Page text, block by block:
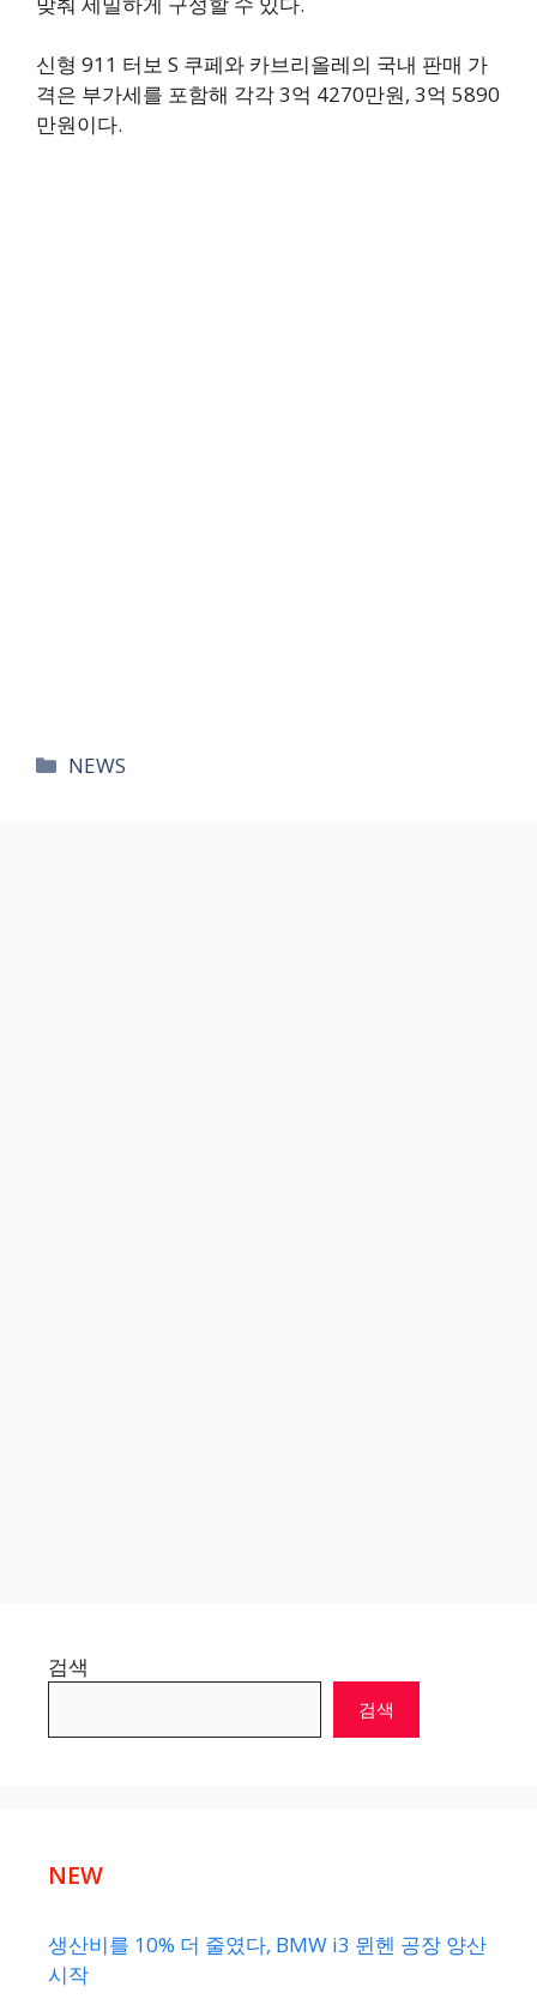
신형 911 터보 S 쿠페와 카브리올레의 국내 판매 가
격은 부가세를 포함해 각각 3억 4270만원, 3억 5890
만원이다.
카
NEWS
검색
검색
NEW
생산비를 10% 더 줄였다, BMW i3 뮌헨 공장 양산
시작